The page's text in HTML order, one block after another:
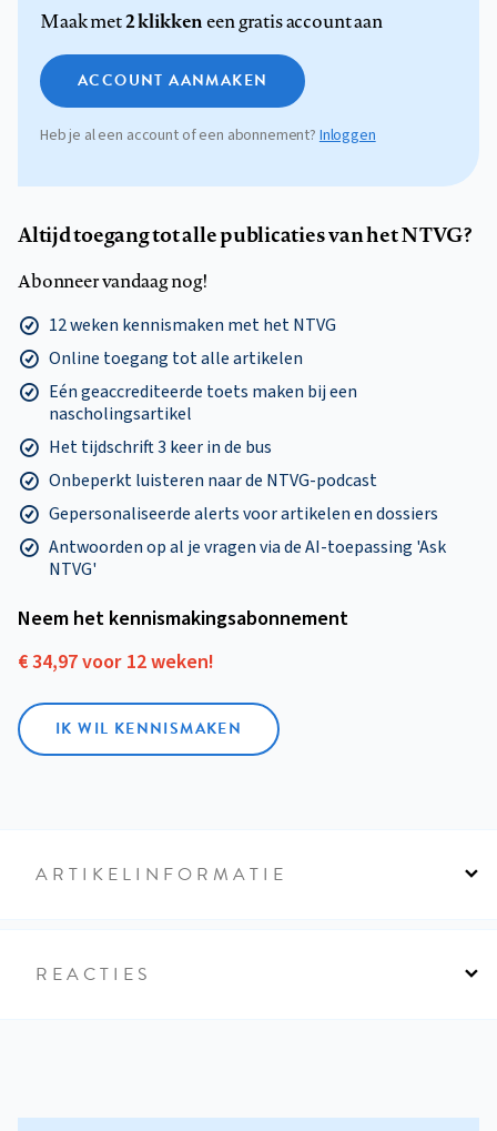
Maak met2 klikkeneen gratis account aan
ACCOUNT AANMAKEN
Heb je al een account of een abonnement? Inloggen
Altijd toegang tot alle publicaties van het NTVG?
Abonneer vandaag nog!
12 weken kennismaken met het NTVG
Online toegang tot alle artikelen
Eén geaccrediteerde toets maken bij een
nascholingsartikel
Het tijdschrift 3 keer in de bus
Onbeperkt luisteren naar de NTVG-podcast
Gepersonaliseerde alerts voor artikelen en dossiers
Antwoorden op al je vragen via de AI-toepassing 'Ask
NTVG'
Neem het kennismakings­abonnement
€ 34,97 voor 12 weken!
IK WIL KENNISMAKEN
ARTIKELINFORMATIE
REACTIES